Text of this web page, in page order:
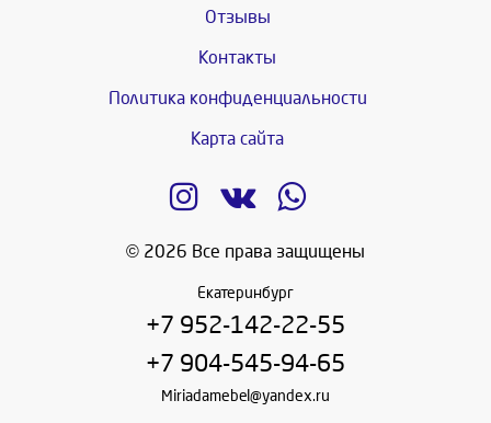
Отзывы
Контакты
Политика конфиденциальности
Карта сайта
© 2026 Все права защищены
Екатеринбург
+7 952-142-22-55
+7 904-545-94-65
Miriadamebel@yandex.ru